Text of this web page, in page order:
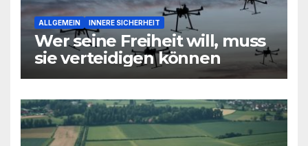
ALLGEMEIN INNERE SICHERHEIT
Wer seine Freiheit will, muss
sie verteidigen können